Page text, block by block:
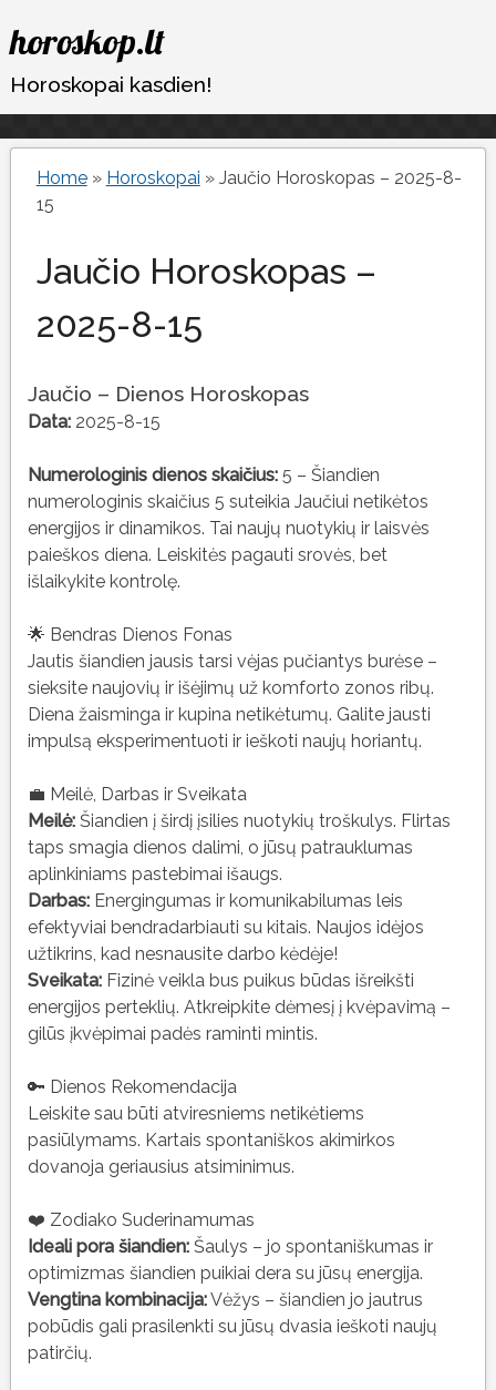
Eiti
prie
turinio
horoskop.lt
Horoskopai kasdien!
Home» Horoskopai » Jaučio Horoskopas – 2025-8-
15
Jaučio Horoskopas –
2025-8-15
Jaučio – Dienos Horoskopas
Data:2025-8-15
Numerologinis dienos skaičius:5 – Šiandien
numerologinis skaičius 5 suteikia Jaučiui netikėtos
energijos ir dinamikos. Tai naujų nuotykių ir laisvės
paieškos diena. Leiskitės pagauti srovės, bet
išlaikykite kontrolę.
🌟 Bendras Dienos Fonas
Jautis šiandien jausis tarsi vėjas pučiantys burėse –
sieksite naujovių ir išėjimų už komforto zonos ribų.
Diena žaisminga ir kupina netikėtumų. Galite jausti
impulsą eksperimentuoti ir ieškoti naujų horiantų.
💼 Meilė, Darbas ir Sveikata
Meilė:Šiandien į širdį įsilies nuotykių troškulys. Flirtas
taps smagia dienos dalimi, o jūsų patrauklumas
aplinkiniams pastebimai išaugs.
Darbas:Energingumas ir komunikabilumas leis
efektyviai bendradarbiauti su kitais. Naujos idėjos
užtikrins, kad nesnausite darbo kėdėje!
Sveikata:Fizinė veikla bus puikus būdas išreikšti
energijos perteklių. Atkreipkite dėmesį į kvėpavimą –
gilūs įkvėpimai padės raminti mintis.
🔑 Dienos Rekomendacija
Leiskite sau būti atviresniems netikėtiems
pasiūlymams. Kartais spontaniškos akimirkos
dovanoja geriausius atsiminimus.
❤️ Zodiako Suderinamumas
Ideali pora šiandien:Šaulys – jo spontaniškumas ir
optimizmas šiandien puikiai dera su jūsų energija.
Vengtina kombinacija:Vėžys – šiandien jo jautrus
pobūdis gali prasilenkti su jūsų dvasia ieškoti naujų
patirčių.